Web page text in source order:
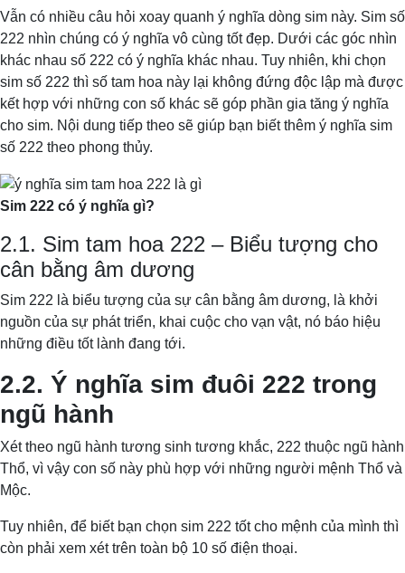
Vẫn có nhiều câu hỏi xoay quanh ý nghĩa dòng sim này. Sim số
222 nhìn chúng có ý nghĩa vô cùng tốt đẹp. Dưới các góc nhìn
khác nhau số 222 có ý nghĩa khác nhau. Tuy nhiên, khi chọn
sim số 222 thì số tam hoa này lại không đứng độc lập mà được
kết hợp với những con số khác sẽ góp phần gia tăng ý nghĩa
cho sim. Nội dung tiếp theo sẽ giúp bạn biết thêm ý nghĩa sim
số 222 theo phong thủy.
Sim 222 có ý nghĩa gì?
2.1. Sim tam hoa 222 – Biểu tượng cho
cân bằng âm dương
Sim 222 là biểu tượng của sự cân bằng âm dương, là khởi
nguồn của sự phát triển, khai cuộc cho vạn vật, nó báo hiệu
những điều tốt lành đang tới.
2.2. Ý nghĩa sim đuôi 222 trong
ngũ hành
Xét theo ngũ hành tương sinh tương khắc, 222 thuộc ngũ hành
Thổ, vì vậy con số này phù hợp với những người mệnh Thổ và
Mộc.
Tuy nhiên, để biết bạn chọn sim 222 tốt cho mệnh của mình thì
còn phải xem xét trên toàn bộ 10 số điện thoại.